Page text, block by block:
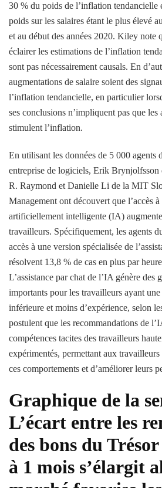
30 % du poids de l’inflation tendancielle
poids sur les salaires étant le plus élevé
et au début des années 2020. Kiley note
éclairer les estimations de l’inflation
sont pas nécessairement causals. En
augmentations de salaire soient des
l’inflation tendancielle, en particulier
ses conclusions n’impliquent pas que les
stimulent l’inflation.
En utilisant les données de 5 000 agents
entreprise de logiciels, Erik Brynjolfsson
R. Raymond et Danielle Li de la MIT
Management ont découvert que l’accès
artificiellement intelligente (IA)
travailleurs. Spécifiquement, les agents
accès à une version spécialisée de
résolvent 13,8 % de cas en plus par
L’assistance par chat de l’IA génère des
importants pour les travailleurs ayant
inférieure et moins d’expérience, selon
postulent que les recommandations de
compétences tacites des travailleurs
expérimentés, permettant aux
ces comportements et d’améliorer leurs
Graphique de la
L’écart entre les
des bons du
à 1 mois s’élargit